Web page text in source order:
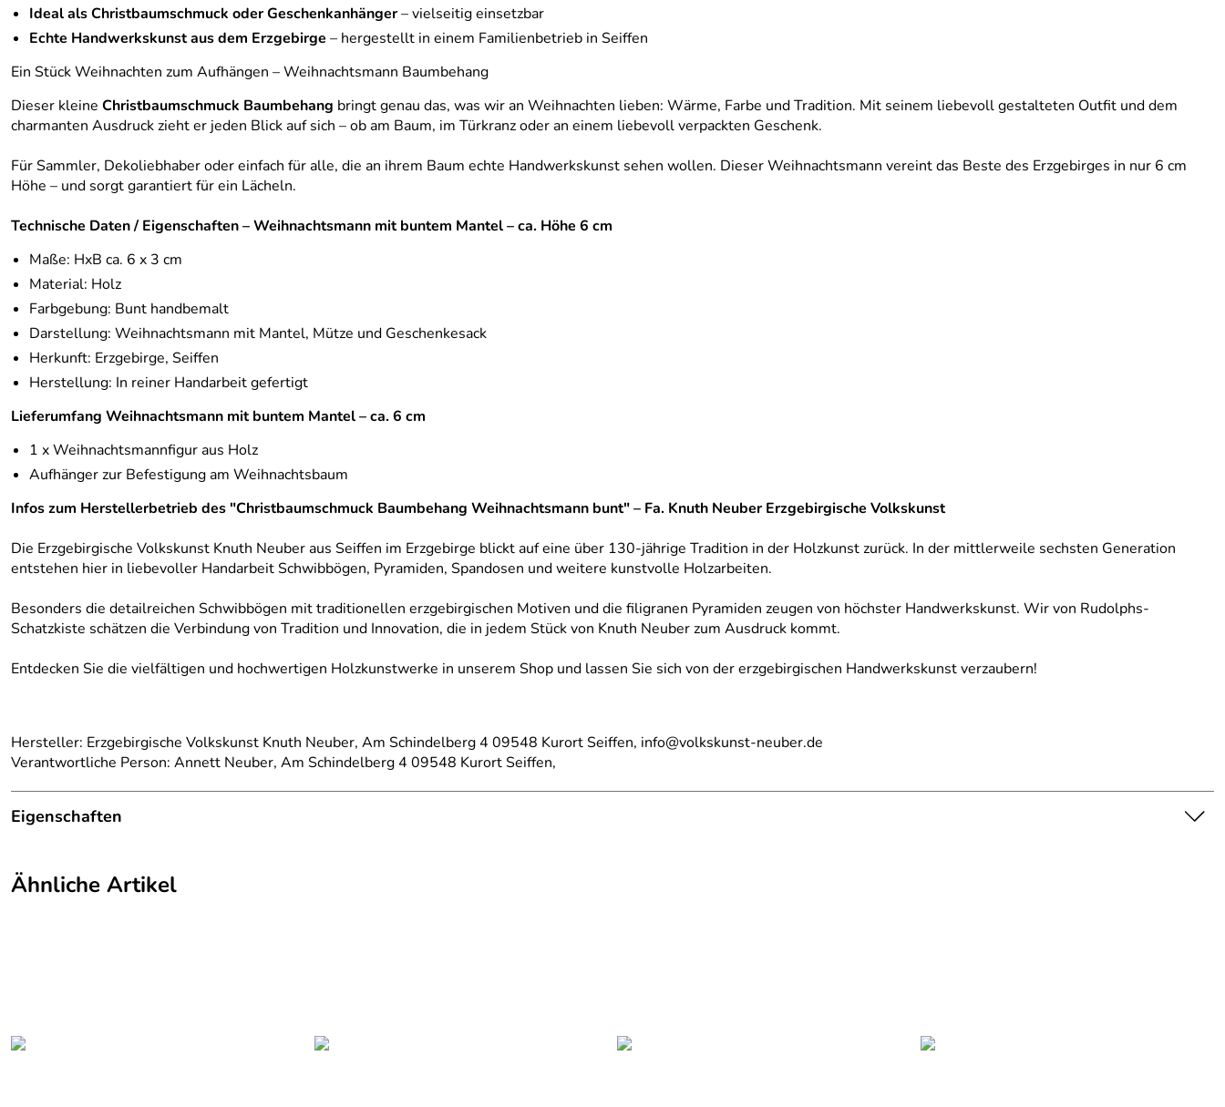
Ideal als Christbaumschmuck oder Geschenkanhänger– vielseitig einsetzbar
Echte Handwerkskunst aus dem Erzgebirge – hergestellt in einem Familienbetrieb in Seiffen
Ein Stück Weihnachten zum Aufhängen – Weihnachtsmann Baumbehang
Dieser kleine Christbaumschmuck Baumbehang bringt genau das, was wir an Weihnachten lieben: Wärme, Farbe und Tradition. Mit seinem liebevoll gestalteten Outfit und dem
charmanten Ausdruck zieht er jeden Blick auf sich – ob am Baum, im Türkranz oder an einem liebevoll verpackten Geschenk.
Für Sammler, Dekoliebhaber oder einfach für alle, die an ihrem Baum echte Handwerkskunst sehen wollen. Dieser Weihnachtsmann vereint das Beste des Erzgebirges in nur 6 cm
Höhe – und sorgt garantiert für ein Lächeln.
Technische Daten / Eigenschaften – Weihnachtsmann mit buntem Mantel – ca. Höhe 6 cm
Maße: HxB ca. 6 x 3 cm
Material: Holz
Farbgebung: Bunt handbemalt
Darstellung: Weihnachtsmann mit Mantel, Mütze und Geschenkesack
Herkunft: Erzgebirge, Seiffen
Herstellung: In reiner Handarbeit gefertigt
Lieferumfang Weihnachtsmann mit buntem Mantel – ca. 6 cm
1 x Weihnachtsmannfigur aus Holz
Aufhänger zur Befestigung am Weihnachtsbaum
Infos zum Herstellerbetrieb des "Christbaumschmuck Baumbehang Weihnachtsmann bunt" – Fa. Knuth Neuber Erzgebirgische Volkskunst
Die Erzgebirgische Volkskunst Knuth Neuber aus Seiffen im Erzgebirge blickt auf eine über 130-jährige Tradition in der Holzkunst zurück. In der mittlerweile sechsten Generation
entstehen hier in liebevoller Handarbeit Schwibbögen, Pyramiden, Spandosen und weitere kunstvolle Holzarbeiten.
Besonders die detailreichen Schwibbögen mit traditionellen erzgebirgischen Motiven und die filigranen Pyramiden zeugen von höchster Handwerkskunst. Wir von Rudolphs-
Schatzkiste schätzen die Verbindung von Tradition und Innovation, die in jedem Stück von Knuth Neuber zum Ausdruck kommt.
Entdecken Sie die vielfältigen und hochwertigen Holzkunstwerke in unserem Shop und lassen Sie sich von der erzgebirgischen Handwerkskunst verzaubern!
Hersteller: Erzgebirgische Volkskunst Knuth Neuber, Am Schindelberg 4 09548 Kurort Seiffen, info@volkskunst-neuber.de
Verantwortliche Person: Annett Neuber, Am Schindelberg 4 09548 Kurort Seiffen,
Eigenschaften
Herstellungsort:
Kurort Seiffen
Material:
Ähnliche Artikel